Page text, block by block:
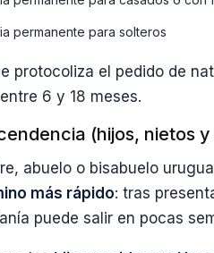
permanente para solteros
protocoliza el pedido de
6 y 18 meses.
(hijos, nietos y
abuelo o bisabuelo
más rápido: tras
puede salir en pocas